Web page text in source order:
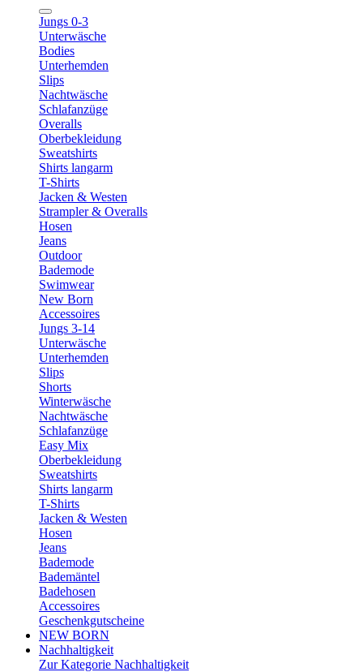
Jungs 0-3
Unterwäsche
Bodies
Unterhemden
Slips
Nachtwäsche
Schlafanzüge
Overalls
Oberbekleidung
Sweatshirts
Shirts langarm
T-Shirts
Jacken & Westen
Strampler & Overalls
Hosen
Jeans
Outdoor
Bademode
Swimwear
New Born
Accessoires
Jungs 3-14
Unterwäsche
Unterhemden
Slips
Shorts
Winterwäsche
Nachtwäsche
Schlafanzüge
Easy Mix
Oberbekleidung
Sweatshirts
Shirts langarm
T-Shirts
Jacken & Westen
Hosen
Jeans
Bademode
Bademäntel
Badehosen
Accessoires
Geschenkgutscheine
NEW BORN
Nachhaltigkeit
Zur Kategorie Nachhaltigkeit